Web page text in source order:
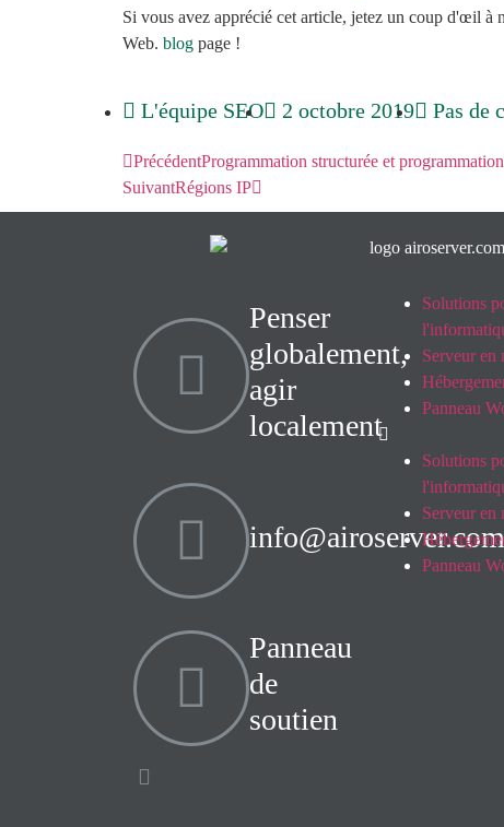
Si vous avez apprécié cet article, jetez un coup d'œil à
Web. blog page !
L'équipe SEO 2 octobre 2019 Pas de
PrécédentProgrammation structurée et
SuivantRégions IP
Penser
globalement,
agir
localement
info@airoserver.com
Panneau
de
soutien
Solutions
Serveur en
Panneau
Solutions
Serveur en
Panneau